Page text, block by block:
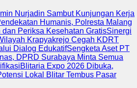
Nurjadin Sambut Kunjungan Kerja
Humanis, Polresta Malang
dan Periksa Kesehatan GratisSinergi
Krapyakrejo Cegah KDRT
Dialog EdukatifSengketa Aset PT
DPRD Surabaya Minta Semua
Blitaria Expo 2026 Dibuka,
Lokal Blitar Tembus Pasar